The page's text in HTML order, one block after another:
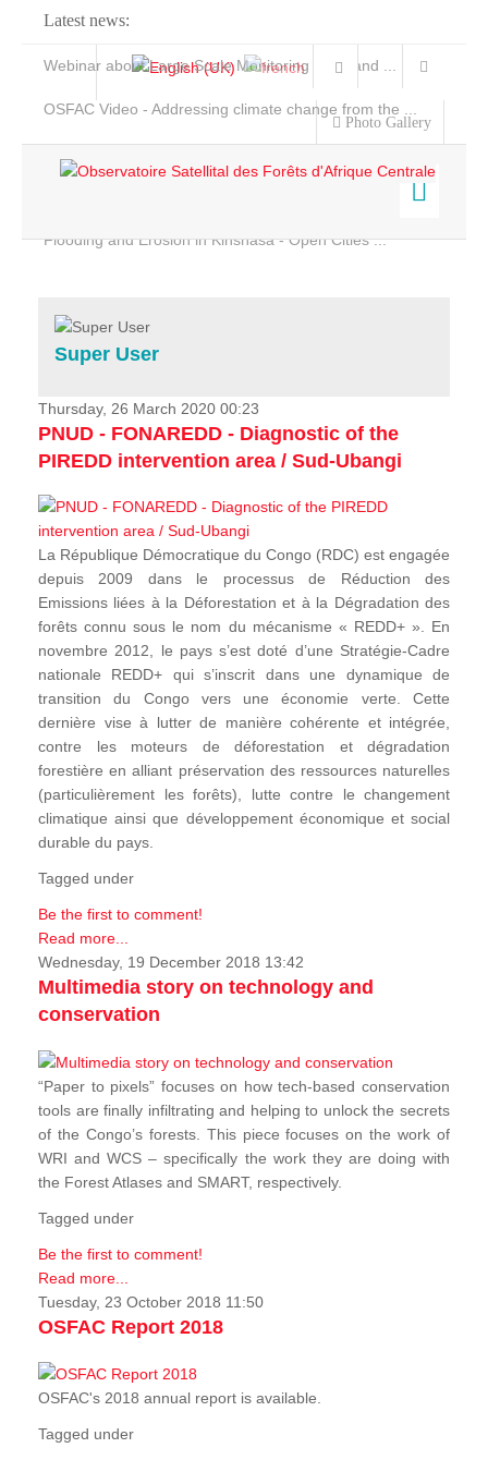
Latest news:
Webinar about Large Scale Monitoring and Land ...
OSFAC Video - Addressing climate change from the ...
Flooding and Erosion in Kinshasa - Open Cities ...
Photo Gallery
Home
Services
Projects
News & Stories
Super User
Thursday, 26 March 2020 00:23
PNUD - FONAREDD - Diagnostic of the
PIREDD intervention area / Sud-Ubangi
La République Démocratique du Congo (RDC) est engagée
depuis 2009 dans le processus de Réduction des
Emissions liées à la Déforestation et à la Dégradation des
forêts connu sous le nom du mécanisme « REDD+ ». En
novembre 2012, le pays s’est doté d’une Stratégie-Cadre
nationale REDD+ qui s’inscrit dans une dynamique de
transition du Congo vers une économie verte. Cette
dernière vise à lutter de manière cohérente et intégrée,
contre les moteurs de déforestation et dégradation
forestière en alliant préservation des ressources naturelles
(particulièrement les forêts), lutte contre le changement
climatique ainsi que développement économique et social
durable du pays.
Tagged under
Be the first to comment!
Read more...
Wednesday, 19 December 2018 13:42
Multimedia story on technology and
conservation
“Paper to pixels” focuses on how tech-based conservation
tools are finally infiltrating and helping to unlock the secrets
of the Congo’s forests. This piece focuses on the work of
WRI and WCS – specifically the work they are doing with
the Forest Atlases and SMART, respectively.
Tagged under
Be the first to comment!
Read more...
Tuesday, 23 October 2018 11:50
OSFAC Report 2018
OSFAC's 2018 annual report is available.
Tagged under